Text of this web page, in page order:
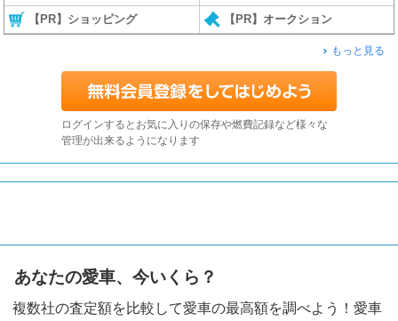
【PR】ショッピング 【PR】オークション
もっと見る
ログインするとお気に入りの保存や燃費記録など様々な
管理が出来るようになります
あなたの愛車、今いくら？
複数社の査定額を比較して愛車の最高額を調べよう！愛車